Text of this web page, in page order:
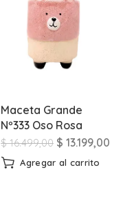
Maceta Grande
Nº333 Oso Rosa
$16.499,00 $ 13.199,00
Agregar al carrito